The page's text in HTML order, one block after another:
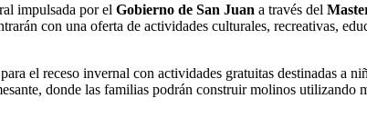
impulsada por el Gobierno de San Juan a través del
con una oferta de actividades culturales, recreativas,
el receso invernal con actividades gratuitas destinadas a
donde las familias podrán construir molinos utilizando